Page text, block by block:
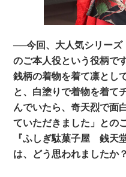
──今回、大人気シリー
のご本人役という役柄で
銭柄の着物を着て凛とし
と、白塗りで着物を着て
んでいたら、奇天烈で
ていただきました」との
『ふしぎ駄菓子屋 銭天
は、どう思われましたか？